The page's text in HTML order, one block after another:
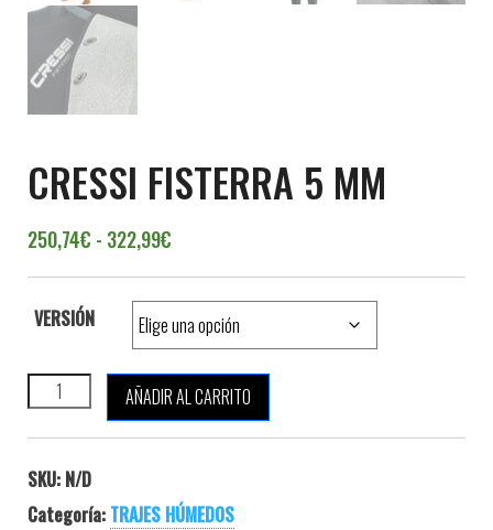
CRESSI FISTERRA 5 MM
250,74€ - 322,99€
VERSIÓN
CRESSI FISTERRA 5 MM cantidad
AÑADIR AL CARRITO
SKU: N/D
Categoría: TRAJES HÚMEDOS